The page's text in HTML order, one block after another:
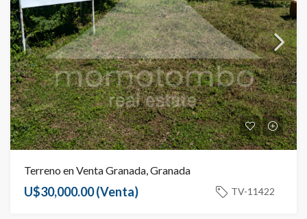
Terreno en Venta Granada, Granada
U$30,000.00(Venta) TV-11422